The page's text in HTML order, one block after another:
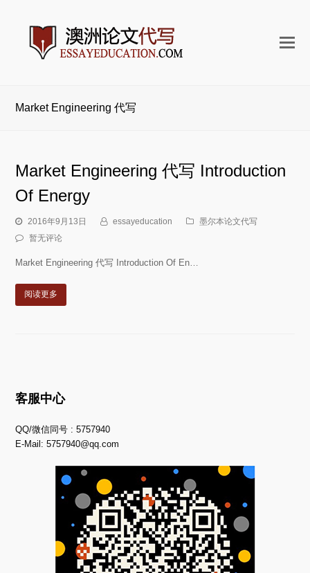
打
Market Engineering 代写
Market Engineering 代写 Introduction
Of Energy
2016年9月13日 essayeducation
墨尔本论文代写
暂无评论
Market Engineering 代写 Introduction Of En…
阅读更多
客服中心
QQ/微信同号 : 5757940
E-Mail:5757940@qq.com